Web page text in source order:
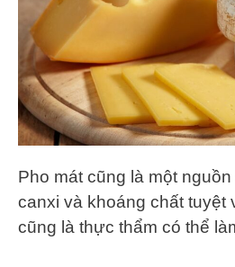
Pho mát cũng là một
canxi và khoáng chất tuyệt
cũng là thực thẩm có thể